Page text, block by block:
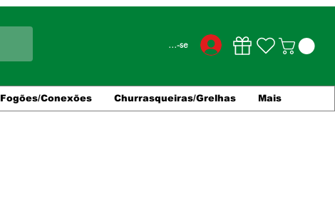
Conecte-se
Fogões/Conexões Churrasqueiras/Grelhas Mais